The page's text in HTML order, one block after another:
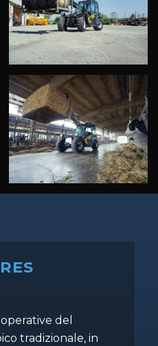
del
tradizionale, in